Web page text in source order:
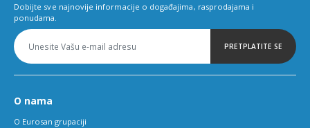
Dobijte sve najnovije informacije o događajima, rasprodajama i
ponudama.
PRETPLATITE SE
O nama
O Eurosan grupaciji